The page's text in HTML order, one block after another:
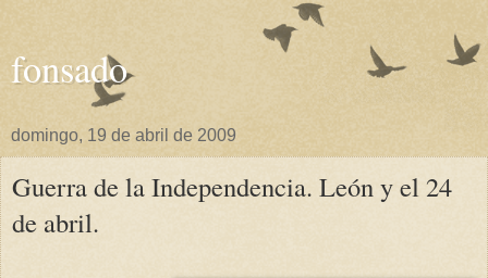
fonsado
domingo, 19 de abril de 2009
Guerra de la Independencia. León y el 24
de abril.